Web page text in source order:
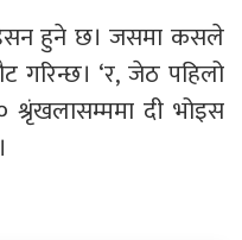
हुने छ। जसमा कसले
गरिन्छ। ‘र, जेठ पहिलो
दी भोइस